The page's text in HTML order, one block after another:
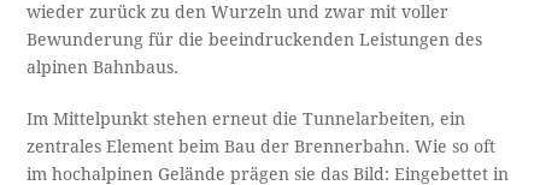
wieder zurück zu den Wurzeln und zwar mit voller
Bewunderung für die beeindruckenden Leistungen des
alpinen Bahnbaus.
Im Mittelpunkt stehen erneut die Tunnelarbeiten, ein
zentrales Element beim Bau der Brennerbahn. Wie so oft
im hochalpinen Gelände prägen sie das Bild: Eingebettet in